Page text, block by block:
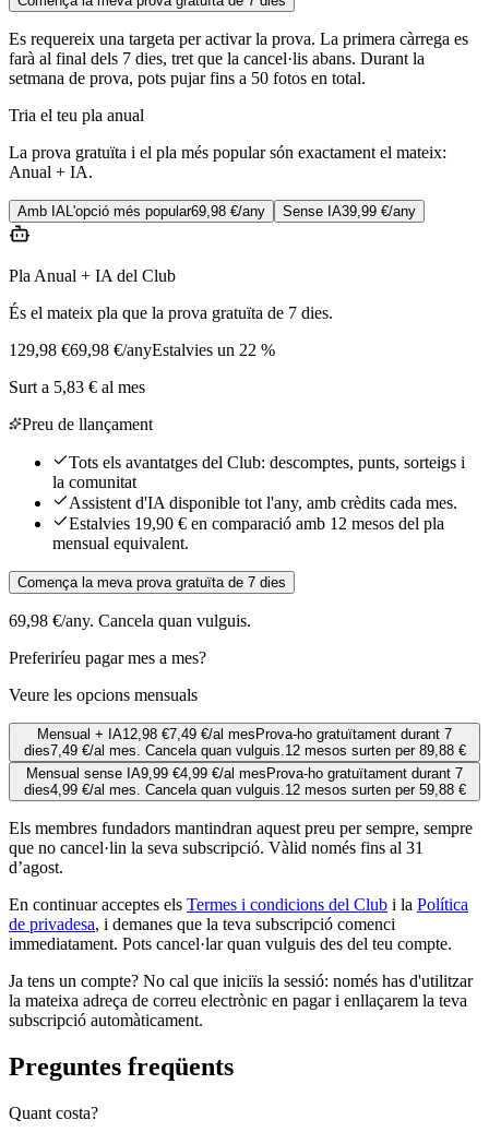
Es requereix una targeta per activar la prova. La primera càrrega es
farà al final dels 7 dies, tret que la cancel·lis abans. Durant la
setmana de prova, pots pujar fins a 50 fotos en total.
Tria el teu pla anual
La prova gratuïta i el pla més popular són exactament el mateix:
Anual + IA.
Amb IAL'opció més popular69,98 €/any Sense IA39,99 €/any
Pla Anual + IA del Club
És el mateix pla que la prova gratuïta de 7 dies.
129,98 €69,98 €/anyEstalvies un 22 %
Surt a 5,83 € al mes
Preu de llançament
Tots els avantatges del Club: descomptes, punts, sorteigs i
la comunitat
Assistent d'IA disponible tot l'any, amb crèdits cada mes.
Estalvies 19,90 € en comparació amb 12 mesos del pla
mensual equivalent.
Comença la meva prova gratuïta de 7 dies
69,98 €/any. Cancela quan vulguis.
Preferiríeu pagar mes a mes?
Veure les opcions mensuals
Mensual + IA12,98 €7,49 €/al mes Prova-ho gratuïtament durant 7
dies7,49 €/al mes. Cancela quan vulguis.12 mesos surten per 89,88 €
Mensual sense IA9,99 €4,99 €/al mes Prova-ho gratuïtament durant 7
dies4,99 €/al mes. Cancela quan vulguis.12 mesos surten per 59,88 €
Els membres fundadors mantindran aquest preu per sempre, sempre
que no cancel·lin la seva subscripció. Vàlid només fins al 31
d’agost.
En continuar acceptes els Termes i condicions del Club i la Política
de privadesa, i demanes que la teva subscripció comenci
immediatament. Pots cancel·lar quan vulguis des del teu compte.
Ja tens un compte? No cal que iniciïs la sessió: només has d'utilitzar
la mateixa adreça de correu electrònic en pagar i enllaçarem la teva
subscripció automàticament.
Preguntes freqüents
Quant costa?